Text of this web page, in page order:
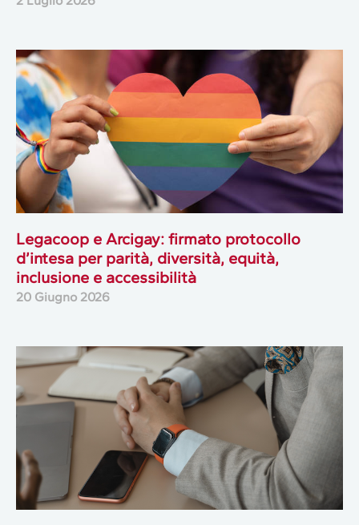
Legacoop e Arcigay: firmato protocollo
d’intesa per parità, diversità, equità,
inclusione e accessibilità
20 Giugno 2026